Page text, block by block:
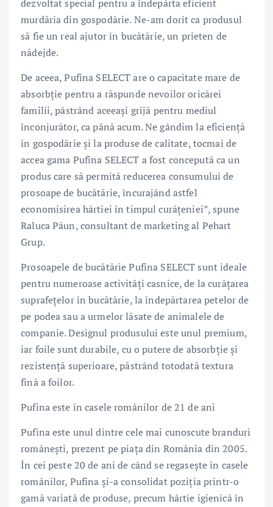
dezvoltat special pentru a îndepărta eficient
murdăria din gospodărie. Ne-am dorit ca produsul
să fie un real ajutor în bucătărie, un prieten de
nădejde.
De aceea, Pufina SELECT are o capacitate mare de
absorbție pentru a răspunde nevoilor oricărei
familii, păstrând aceeași grijă pentru mediul
înconjurător, ca până acum. Ne gândim la eficiență
în gospodărie și la produse de calitate, tocmai de
accea gama Pufina SELECT a fost concepută ca un
produs care să permită reducerea consumului de
prosoape de bucătărie, încurajând astfel
economisirea hârtiei în timpul curățeniei”, spune
Raluca Păun, consultant de marketing al Pehart
Grup.
Prosoapele de bucătărie Pufina SELECT sunt ideale
pentru numeroase activități casnice, de la curățarea
suprafețelor în bucătărie, la îndepărtarea petelor de
pe podea sau a urmelor lăsate de animalele de
companie. Designul produsului este unul premium,
iar foile sunt durabile, cu o putere de absorbție și
rezistență superioare, păstrând totodată textura
fină a foilor.
Pufina este în casele românilor de 21 de ani
Pufina este unul dintre cele mai cunoscute branduri
românești, prezent pe piața din România din 2005.
În cei peste 20 de ani de când se regasește în casele
românilor, Pufina și-a consolidat poziția printr-o
gamă variată de produse, precum hârtie igienică în